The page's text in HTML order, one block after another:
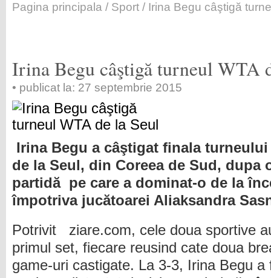
Pagina principala / Sport / Irina Begu câştigă
Irina Begu câştigă turneul WTA
• publicat la: 27 septembrie 2015
Irina Begu a câştigat finala
de la Seul, din Coreea de Sud, dupa
partidă pe care a dominat-o de la
împotriva jucătoarei Aliaksandra
Potrivit ziare.com, cele doua sportive
primul set, fiecare reusind cate doua
game-uri castigate. La 3-3, Irina Begu